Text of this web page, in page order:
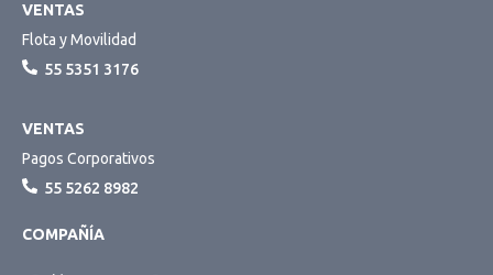
VENTAS
Flota y Movilidad
55 5351 3176
VENTAS
Pagos Corporativos
55 5262 8982
COMPAÑÍA